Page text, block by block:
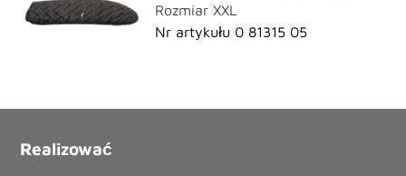
Rozmiar XXL
Nr artykułu 0 81315 05
Realizować